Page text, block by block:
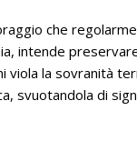
che
intende
viola la sovranità
svuotandola di